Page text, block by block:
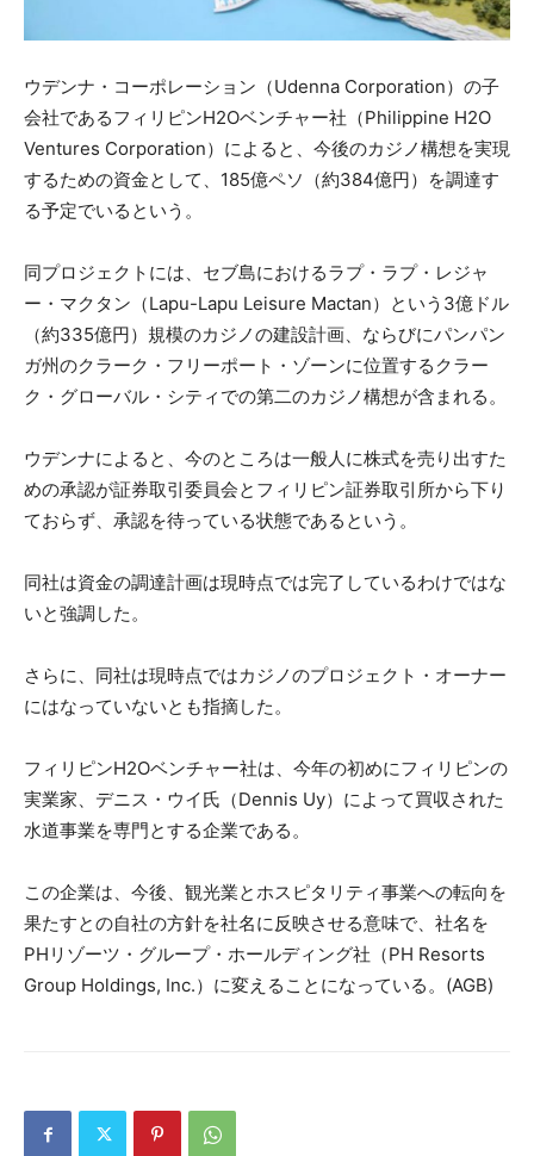
ウデンナ・コーポレーション（Udenna Corporation）の子
会社であるフィリピンH2Oベンチャー社（Philippine H2O
Ventures Corporation）によると、今後のカジノ構想を実現
するための資金として、185億ペソ（約384億円）を調達す
る予定でいるという。
同プロジェクトには、セブ島におけるラプ・ラプ・レジャ
ー・マクタン（Lapu-Lapu Leisure Mactan）という3億ドル
（約335億円）規模のカジノの建設計画、ならびにパンパン
ガ州のクラーク・フリーポート・ゾーンに位置するクラー
ク・グローバル・シティでの第二のカジノ構想が含まれる。
ウデンナによると、今のところは一般人に株式を売り出すた
めの承認が証券取引委員会とフィリピン証券取引所から下り
ておらず、承認を待っている状態であるという。
同社は資金の調達計画は現時点では完了しているわけではな
いと強調した。
さらに、同社は現時点ではカジノのプロジェクト・オーナー
にはなっていないとも指摘した。
フィリピンH2Oベンチャー社は、今年の初めにフィリピンの
実業家、デニス・ウイ氏（Dennis Uy）によって買収された
水道事業を専門とする企業である。
この企業は、今後、観光業とホスピタリティ事業への転向を
果たすとの自社の方針を社名に反映させる意味で、社名を
PHリゾーツ・グループ・ホールディング社（PH Resorts
Group Holdings, Inc.）に変えることになっている。(AGB)